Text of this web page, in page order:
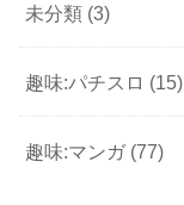
未分類 (3)
趣味:パチスロ (15)
趣味:マンガ (77)